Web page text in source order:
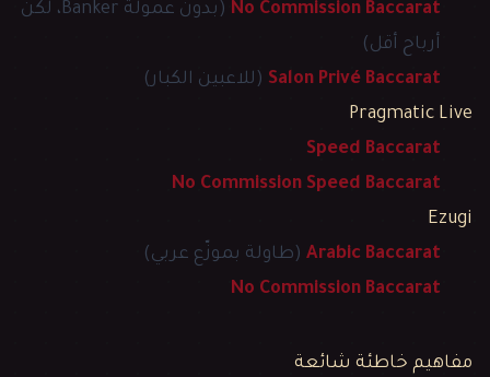
No Commission Baccarat
(بدون عمولة Banker، لكن
أرباح أقل)
Salon Privé Baccarat (للاعبين الكبار)
Pragmatic Live
Speed Baccarat
No Commission Speed Baccarat
Ezugi
Arabic Baccarat (طاولة بموزّع عربي)
No Commission Baccarat
مفاهيم خاطئة شائعة